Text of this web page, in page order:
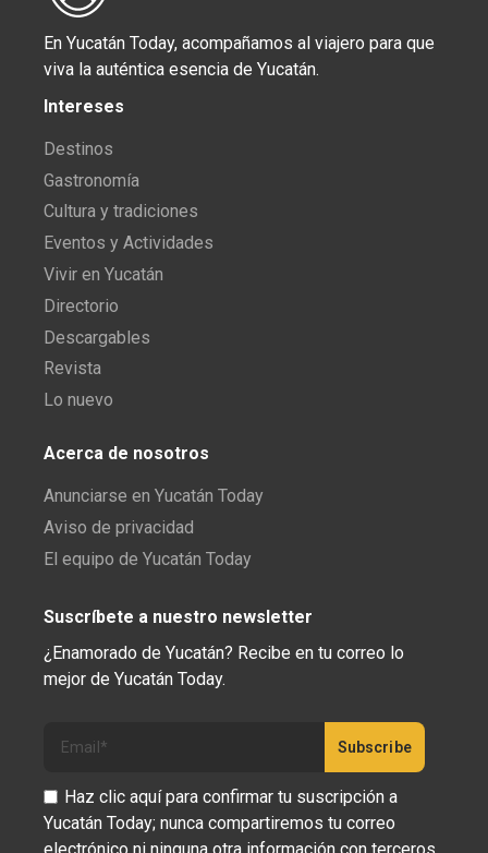
En Yucatán Today, acompañamos al viajero para que
viva la auténtica esencia de Yucatán.
Intereses
Destinos
Gastronomía
Cultura y tradiciones
Eventos y Actividades
Vivir en Yucatán
Directorio
Descargables
Revista
Lo nuevo
Acerca de nosotros
Anunciarse en Yucatán Today
Aviso de privacidad
El equipo de Yucatán Today
Suscríbete a nuestro newsletter
¿Enamorado de Yucatán? Recibe en tu correo lo
mejor de Yucatán Today.
Haz clic aquí para confirmar tu suscripción a
Yucatán Today; nunca compartiremos tu correo